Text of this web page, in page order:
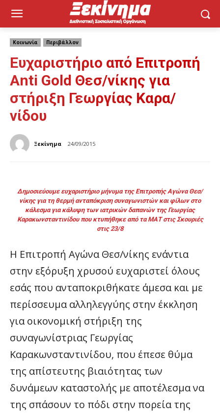
Κοινωνία Περιβάλλον
Ευχαριστήριο από Επιτροπή
Anti Gold Θεσ/νίκης για
στήριξη Γεωργίας Καρα/
νίδου
Ξεκίνημα 24/09/2015
Δημοσιεύουμε ευχαριστήριο μήνυμα της Επιτροπής Αγώνα Θεσ/
νίκης για τη θερμή ανταπόκριση συναγωνιστών και φίλων στο
κάλεσμα για κάλυψη των ιατρικών δαπανών της Γεωργίας
Καρακωνσταντινίδου που κτυπήθηκε από τα ΜΑΤ στις Σκουριές
στις 23/8
Η Επιτροπή Αγώνα Θεσ/νίκης ενάντια
στην εξόρυξη χρυσού ευχαριστεί όλους
εσάς που ανταποκριθήκατε άμεσα και με
περίσσευμα αλληλεγγύης στην έκκληση
για οικονομική στήριξη της
συναγωνίστριας Γεωργίας
Καρακωνσταντινίδου, που έπεσε θύμα
της απίστευτης βιαιότητας των
δυνάμεων καταστολής με αποτέλεσμα να
της σπάσουν το πόδι στην πορεία της